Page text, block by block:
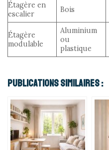
Étagère en
escalier
Bois
Étagère
modulable
Aluminium
ou
plastique
Publications Similaires :